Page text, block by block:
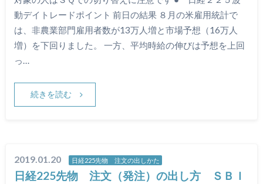
動デイトレードポイント 前日の結果 ８月の米雇用統計で
は、非農業部門雇用者数が13万人増と市場予想（16万人
増）を下回りました。 一方、平均時給の伸びは予想を上回
っ…
続きを読む
2019.01.20 日経225先物 注文の出しかた
日経225先物 注文（発注）の出し方 ＳＢＩ